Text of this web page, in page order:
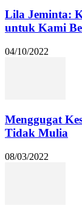
Lila Jeminta:
untuk Kami
04/10/2022
Menggugat
Tidak Mulia
08/03/2022